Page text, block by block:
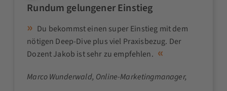
Rundum gelungener Einstieg
Du bekommst einen super Einstieg mit dem
nötigen Deep-Dive plus viel Praxisbezug. Der
Dozent Jakob ist sehr zu empfehlen.
Marco Wunderwald, Online-Marketingmanager,